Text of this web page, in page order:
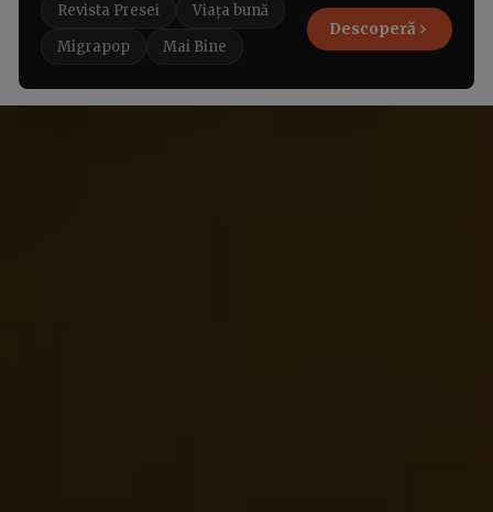
Revista Presei
Viața bună
Migrapop
Mai Bine
Descoperă